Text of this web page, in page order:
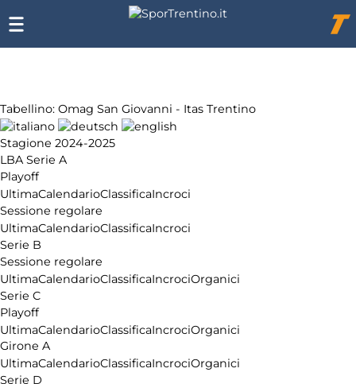
Tabellino: Omag San Giovanni - Itas Trentino
Stagione 2024-2025
LBA Serie A
Playoff
UltimaCalendarioClassificaIncroci
Sessione regolare
UltimaCalendarioClassificaIncroci
Serie B
Sessione regolare
UltimaCalendarioClassificaIncrociOrganici
Serie C
Playoff
UltimaCalendarioClassificaIncrociOrganici
Girone A
UltimaCalendarioClassificaIncrociOrganici
Serie D
Chi
siamo
Affiliazione